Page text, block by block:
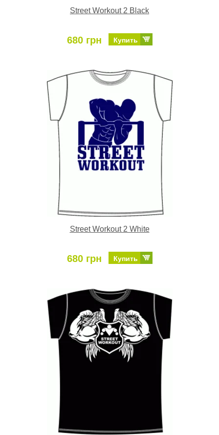
Street Workout 2 Black
680 грн Купить
Street Workout 2 White
680 грн Купить